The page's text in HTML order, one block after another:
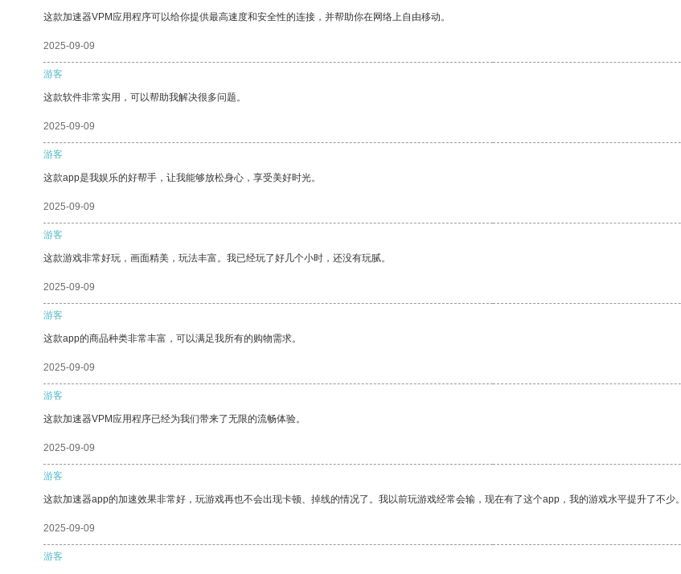
这款加速器VPM应用程序可以给你提供最高速度和安全性的连接，并帮助你在网络上自由移动。
2025-09-09
游客
这款软件非常实用，可以帮助我解决很多问题。
2025-09-09
游客
这款app是我娱乐的好帮手，让我能够放松身心，享受美好时光。
2025-09-09
游客
这款游戏非常好玩，画面精美，玩法丰富。我已经玩了好几个小时，还没有玩腻。
2025-09-09
游客
这款app的商品种类非常丰富，可以满足我所有的购物需求。
2025-09-09
游客
这款加速器VPM应用程序已经为我们带来了无限的流畅体验。
2025-09-09
游客
这款加速器app的加速效果非常好，玩游戏再也不会出现卡顿、掉线的情况了。我以前玩游戏经常会输，现在有了这个app，我的游戏水平提升了不少。
2025-09-09
游客